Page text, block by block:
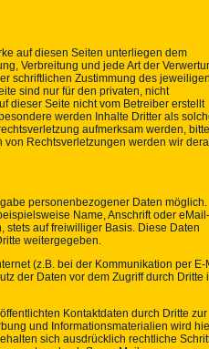
auf diesen Seiten unterliegen dem
Verbreitung und jede Art der
schriftlichen Zustimmung des jeweiligen
sind nur für den privaten, nicht
dieser Seite nicht vom Betreiber erstellt
werden Inhalte Dritter als
aufmerksam werden,
Rechtsverletzungen werden wir
personenbezogener Daten möglich.
Name, Anschrift oder eMail-
stets auf freiwilliger Basis. Diese Daten
weitergegeben.
(z.B. bei der Kommunikation per E-
der Daten vor dem Zugriff durch Dritte
Kontaktdaten durch Dritte zur
und Informationsmaterialien wird
sich ausdrücklich rechtliche